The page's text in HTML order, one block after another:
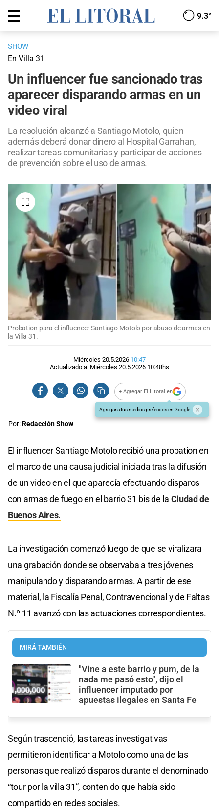
9.3°
SHOW
En Villa 31
Un influencer fue sancionado tras
aparecer disparando armas en un
video viral
La resolución alcanzó a Santiago Motolo, quien
además deberá donar dinero al Hospital Garrahan,
realizar tareas comunitarias y participar de acciones
de prevención sobre el uso de armas.
Probation para el influencer Santiago Motolo por abuso de armas en
la Villa 31.
Miércoles 20.5.2026 10:47
Actualizado al Miércoles 20.5.2026 10:48hs
+ Agregar El Litoral en
Agregar a tus medios preferidos en Google
Por:Redacción Show
El influencer Santiago Motolo recibió una probation en
el marco de una causa judicial iniciada tras la difusión
de un video en el que aparecía efectuando disparos
con armas de fuego en el barrio 31 bis de la Ciudad de
Buenos Aires.
La investigación comenzó luego de que se viralizara
una grabación donde se observaba a tres jóvenes
manipulando y disparando armas. A partir de ese
material, la Fiscalía Penal, Contravencional y de Faltas
N.º 11 avanzó con las actuaciones correspondientes.
MIRÁ TAMBIÉN
"Vine a este barrio y pum, de la
nada me pasó esto", dijo el
influencer imputado por
apuestas ilegales en Santa Fe
Según trascendió, las tareas investigativas
permitieron identificar a Motolo como una de las
personas que realizó disparos durante el denominado
“tour por la villa 31”, contenido que había sido
compartido en redes sociales.